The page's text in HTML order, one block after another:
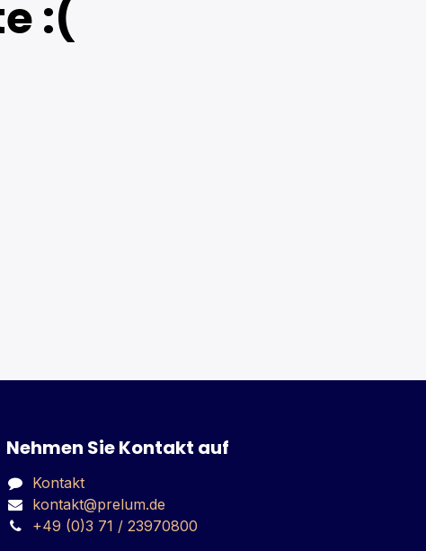
:(
Nehmen Sie Kontakt auf
Kontakt
kontakt@prelum.de
+49 (0)3 71 / 23970800